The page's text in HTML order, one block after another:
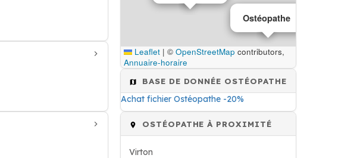
Ostéopathe
Leaflet | © OpenStreetMap contributors,
Annuaire-horaire
BASE DE DONNÉE OSTÉOPATHE
Achat fichier Ostéopathe -20%
OSTÉOPATHE À PROXIMITÉ
Virton